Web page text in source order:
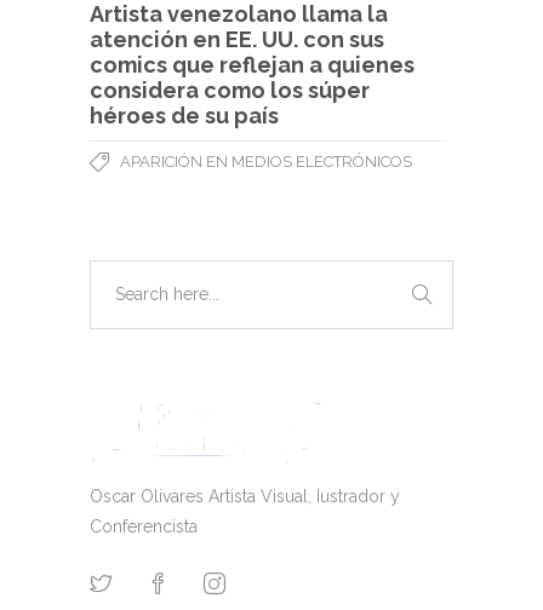
Artista venezolano llama la
atención en EE. UU. con sus
comics que reflejan a quienes
considera como los súper
héroes de su país
APARICIÓN EN MEDIOS ELECTRÓNICOS
Oscar Olivares Artista Visual, Iustrador y
Conferencista